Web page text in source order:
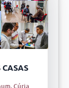
,Cúria